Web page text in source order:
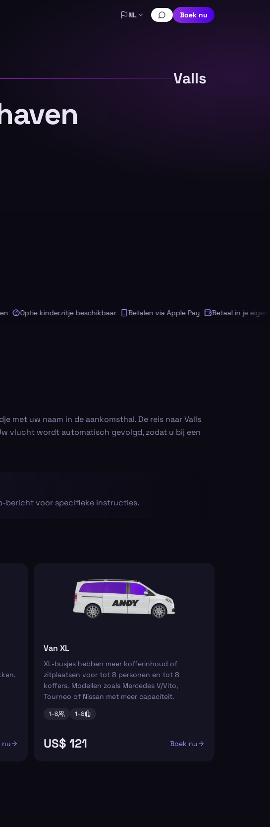
NL Boek nu
Valls
Optie kinderzitje beschikbaar Betalen via Apple Pay Betaal in je eigen
met uw naam in de aankomsthal. De reis naar Valls
vlucht wordt automatisch gevolgd, zodat u bij een
bericht voor specifieke instructies.
nu
Van XL
XL-busjes hebben meer kofferinhoud of
zitplaatsen voor tot 8 personen en tot 8
koffers. Modellen zoals Mercedes V/Vito,
Tourneo of Nissan met meer capaciteit.
1–8 1–8
US$ 121 Boek nu